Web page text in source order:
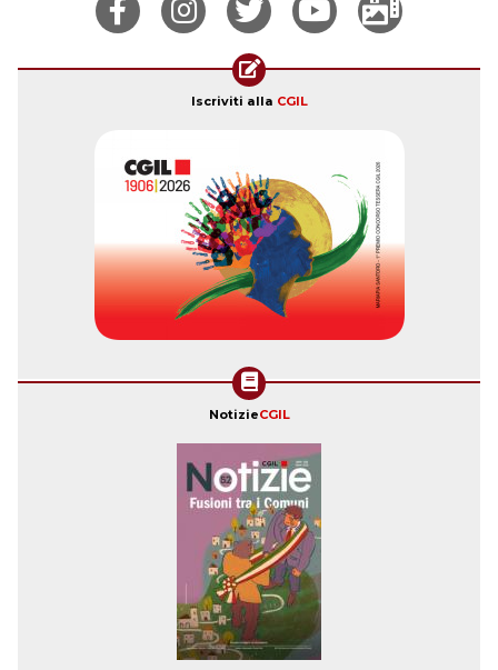
Iscriviti alla CGIL
NotizieCGIL